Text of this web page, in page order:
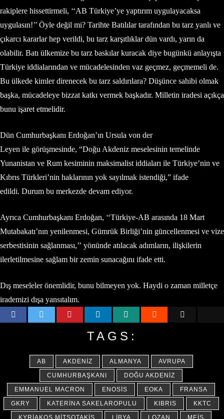
rakiplere hissettirmeli, ‘‘AB Türkiye’ye yaptırım uygulayacaksa
uygulasın!’’ Öyle değil mi? Tarihte Batılılar tarafından bu tarz yanlı ve
çıkarcı kararlar hep verildi, bu tarz karşıtlıklar dün vardı, yarın da
olabilir. Batı ülkemize bu tarz baskılar kuracak diye bugünkü anlayışta
Türkiye iddialarından ve mücadelesinden vaz geçmez, geçmemeli de.
Bu ülkede kimler direnecek bu tarz saldırılara? Düşünce sahibi olmak
başka, mücadeleye bizzat katkı vermek başkadır. Milletin iradesi açıkça
bunu işaret etmelidir.
Dün Cumhurbaşkanı Erdoğan’ın Ursula von der
Leyen ile görüşmesinde, “Doğu Akdeniz meselesinin temelinde
Yunanistan ve Rum kesiminin maksimalist iddiaları ile Türkiye’nin ve
Kıbrıs Türkleri’nin haklarının yok sayılmak istendiği,” ifade
edildi. Durum bu merkezde devam ediyor.
Ayrıca Cumhurbaşkanı Erdoğan, ‘‘Türkiye-AB arasında 18 Mart
Mutabakatı’nın yenilenmesi, Gümrük Birliği’nin güncellenmesi ve vize
serbestisinin sağlanması,’’ yönünde atılacak adımların, ilişkilerin
ilerletilmesine sağlam bir zemin sunacağını ifade etti.
Dış meseleler önemlidir, bunu bilmeyen yok. Haydi o zaman milletçe
irademizi dışa yansıtalım.
TAGS:
AB AKDENIZ ALMANYA
AVRUPA
CUMHURBAŞKANI
DOĞU AKDENIZ
EMMANUEL MACRON
ENOSIS EOKA
FRANSA
GKRY
KATERINA SAKELAROPULU KIBRIS
KKTC
KYRIAKOS MITSOTAKIS
LIBYA LOZAN
MEIS